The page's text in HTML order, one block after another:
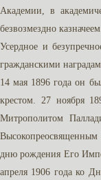
Академии, в
безвозмездно
Усердное и
гражданскими
14 мая 1896 года он
крестом. 27 ноября
Митрополитом
дню рождения Его
апреля 1906 года ко